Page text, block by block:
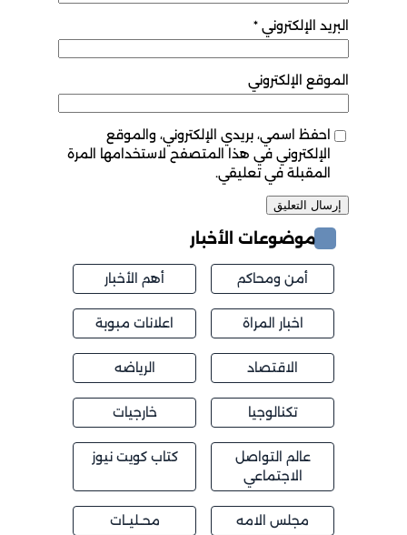
البريد الإلكتروني *
الموقع الإلكتروني
احفظ اسمي، بريدي الإلكتروني، والموقع
الإلكتروني في هذا المتصفح لاستخدامها المرة
المقبلة في تعليقي.
موضوعات الأخبار
أمن ومحاكم أهم الأخبار
اخبار المراة اعلانات مبوبة
الاقتصاد الرياضه
تكنالوجيا خارجيات
عالم التواصل
الاجتماعي
كتاب كويت نيوز
مجلس الامه محــليــات